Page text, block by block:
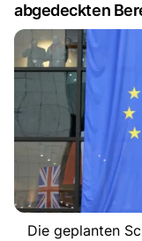
abgedeckten
Die geplanten